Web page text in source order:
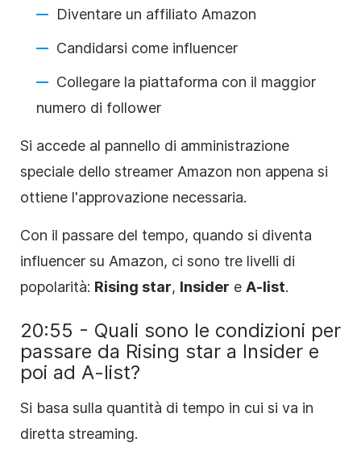
Diventare un affiliato Amazon
Candidarsi come influencer
Collegare la piattaforma con il maggior
numero di follower
Si accede al pannello di amministrazione
speciale dello streamer Amazon non appena si
ottiene l'approvazione necessaria.
Con il passare del tempo, quando si diventa
influencer su Amazon, ci sono tre livelli di
popolarità: Rising star, Insider e A-list.
20:55 - Quali sono le condizioni per
passare da Rising star a Insider e
poi ad A-list?
Si basa sulla quantità di tempo in cui si va in
diretta streaming.